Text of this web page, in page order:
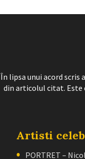
În lipsa unui acord
din articolul citat. Este
Artisti
PORTRET –